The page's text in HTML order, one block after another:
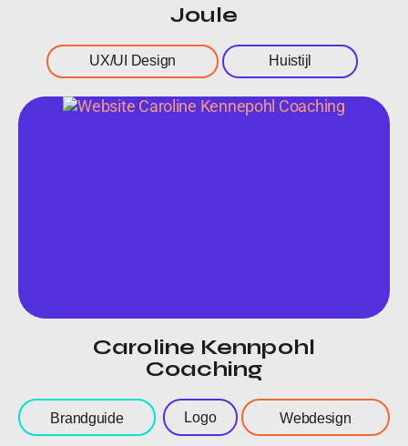
Joule
UX/UI Design Huistijl
Caroline Kennpohl
Coaching
Brandguide Logo Webdesign